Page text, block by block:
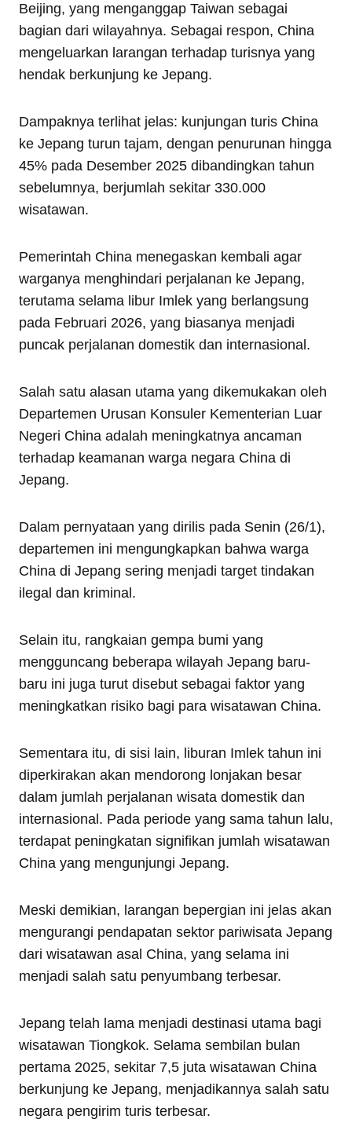
Beijing, yang menganggap Taiwan sebagai
bagian dari wilayahnya. Sebagai respon, China
mengeluarkan larangan terhadap turisnya yang
hendak berkunjung ke Jepang.
Dampaknya terlihat jelas: kunjungan turis China
ke Jepang turun tajam, dengan penurunan hingga
45% pada Desember 2025 dibandingkan tahun
sebelumnya, berjumlah sekitar 330.000
wisatawan.
Pemerintah China menegaskan kembali agar
warganya menghindari perjalanan ke Jepang,
terutama selama libur Imlek yang berlangsung
pada Februari 2026, yang biasanya menjadi
puncak perjalanan domestik dan internasional.
Salah satu alasan utama yang dikemukakan oleh
Departemen Urusan Konsuler Kementerian Luar
Negeri China adalah meningkatnya ancaman
terhadap keamanan warga negara China di
Jepang.
Dalam pernyataan yang dirilis pada Senin (26/1),
departemen ini mengungkapkan bahwa warga
China di Jepang sering menjadi target tindakan
ilegal dan kriminal.
Selain itu, rangkaian gempa bumi yang
mengguncang beberapa wilayah Jepang baru-
baru ini juga turut disebut sebagai faktor yang
meningkatkan risiko bagi para wisatawan China.
Sementara itu, di sisi lain, liburan Imlek tahun ini
diperkirakan akan mendorong lonjakan besar
dalam jumlah perjalanan wisata domestik dan
internasional. Pada periode yang sama tahun lalu,
terdapat peningkatan signifikan jumlah wisatawan
China yang mengunjungi Jepang.
Meski demikian, larangan bepergian ini jelas akan
mengurangi pendapatan sektor pariwisata Jepang
dari wisatawan asal China, yang selama ini
menjadi salah satu penyumbang terbesar.
Jepang telah lama menjadi destinasi utama bagi
wisatawan Tiongkok. Selama sembilan bulan
pertama 2025, sekitar 7,5 juta wisatawan China
berkunjung ke Jepang, menjadikannya salah satu
negara pengirim turis terbesar.